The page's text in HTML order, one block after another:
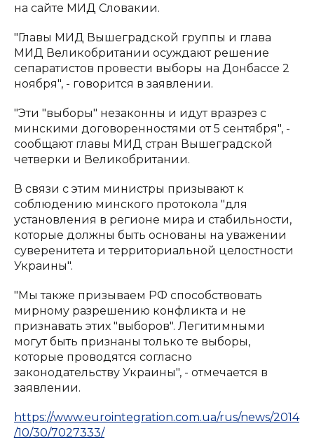
на сайте МИД Словакии.
"Главы МИД Вышеградской группы и глава
МИД Великобритании осуждают решение
сепаратистов провести выборы на Донбассе 2
ноября", - говорится в заявлении.
"Эти "выборы" незаконны и идут вразрез с
минскими договоренностями от 5 сентября", -
сообщают главы МИД стран Вышеградской
четверки и Великобритании.
В связи с этим министры призывают к
соблюдению минского протокола "для
установления в регионе мира и стабильности,
которые должны быть основаны на уважении
суверенитета и территориальной целостности
Украины".
"Мы также призываем РФ способствовать
мирному разрешению конфликта и не
признавать этих "выборов". Легитимными
могут быть признаны только те выборы,
которые проводятся согласно
законодательству Украины", - отмечается в
заявлении.
https://www.eurointegration.com.ua/rus/news/2014
/10/30/7027333/